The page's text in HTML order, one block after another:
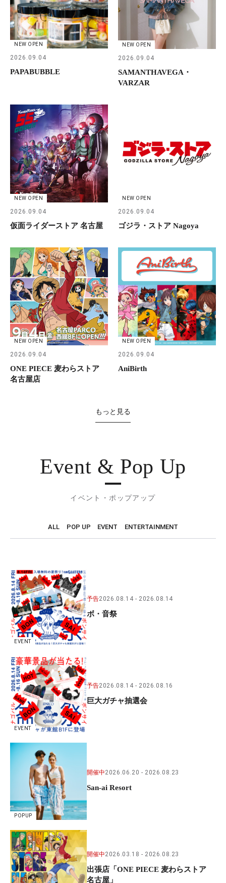
NEW OPEN
2026.09.04
PAPABUBBLE
NEW OPEN
2026.09.04
SAMANTHAVEGA・
VARZAR
NEW OPEN
2026.09.04
仮面ライダーストア 名古屋
NEW OPEN
2026.09.04
ゴジラ・ストア Nagoya
NEW OPEN
2026.09.04
ONE PIECE 麦わらストア
名古屋店
NEW OPEN
2026.09.04
AniBirth
もっと見る
Event & Pop Up
イベント・ポップアップ
ALL POP UP EVENT ENTERTAINMENT
EVENT
予告2026.08.14 2026.08.14
ボ・音祭
EVENT
予告2026.08.14 2026.08.16
巨大ガチャ抽選会
POPUP
開催中2026.06.20 2026.08.23
San-ai Resort
開催中2026.03.18 2026.08.23
出張店「ONE PIECE 麦わらストア
名古屋」